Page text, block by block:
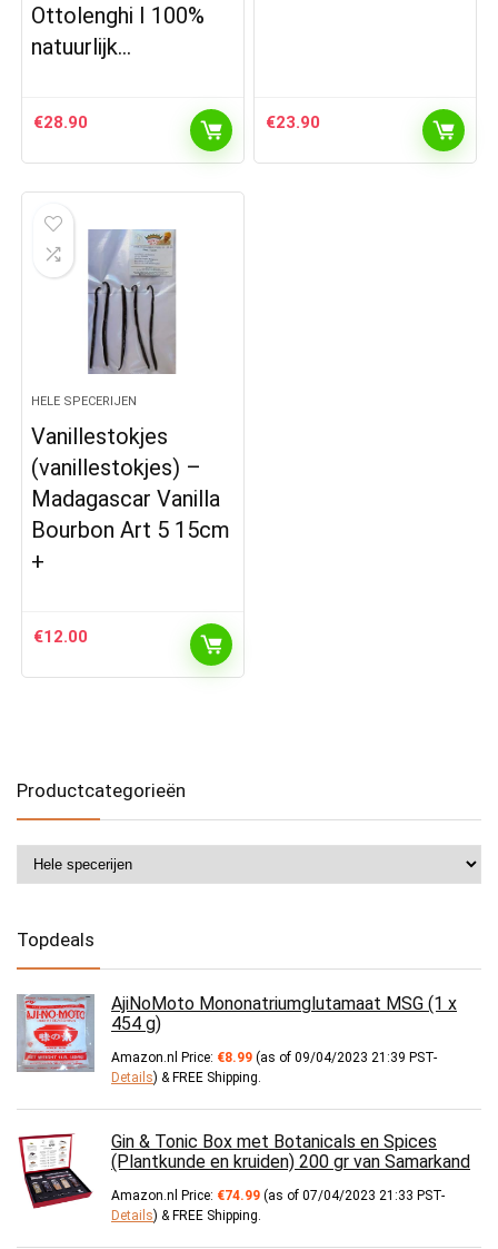
Ottolenghi I 100%
natuurlijk…
€28.90 €23.90
HELE SPECERIJEN
Vanillestokjes
(vanillestokjes) –
Madagascar Vanilla
Bourbon Art 5 15cm
+
€12.00
Productcategorieën
Topdeals
AjiNoMoto Mononatriumglutamaat MSG (1 x
454 g)
Amazon.nl Price: €8.99 (as of 09/04/2023 21:39 PST-
Details) & FREE Shipping.
Gin & Tonic Box met Botanicals en Spices
(Plantkunde en kruiden) 200 gr van Samarkand
Amazon.nl Price: €74.99 (as of 07/04/2023 21:33 PST-
Details) & FREE Shipping.